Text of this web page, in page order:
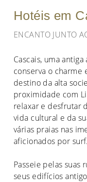
Hotéis em
ENCANTO JUNTO
Cascais, uma
conserva o charme
destino da alta
proximidade com
relaxar e desfrutar
vida cultural e da
várias praias nas
aficionados por surf.
Passeie pelas suas
seus edifícios